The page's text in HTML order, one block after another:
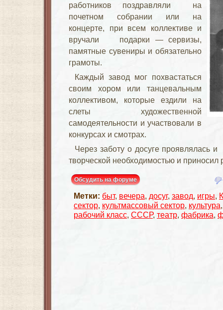
работников поздравляли на
почетном собрании или на
концерте, при всем коллективе и
вручали подарки — сервизы,
памятные сувениры и обязательно
грамоты.
Каждый завод мог похвастаться
своим хором или танцевальным
коллективом, которые ездили на
слеты художественной
самодеятельности и участвовали в
конкурсах и смотрах.
Через заботу о досуге проявлялась
творческой необходимостью и приносил
Обсудить на форуме
Метки: быт, вечера, досуг, завод, игры,
сектор, культмассовый сектор, культура
рабочий класс, СССР, театр, фабрика,